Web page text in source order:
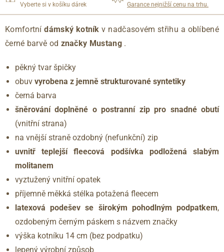
Vyberte si v košíku dárek Garance nejnižší cenu na trhu.
Komfortnídámský kotník v nadčasovém střihu a oblíbené
černé barvě od značky Mustang.
pěkný tvar špičky
obuv vyrobena z jemně strukturované syntetiky
černá barva
šněrování doplněné o postranní zip pro snadné obutí
(vnitřní strana)
na vnější straně ozdobný (nefunkční) zip
uvnitř
teplejší fleecová podšívka podložená slabým
molitanem
vyztužený vnitřní opatek
příjemně měkká stélka potažená fleecem
latexová podešev se širokým pohodlným podpatkem,
ozdobeným černým páskem s názvem značky
výška kotníku 14 cm (bez podpatku)
lepený výrobní způsob